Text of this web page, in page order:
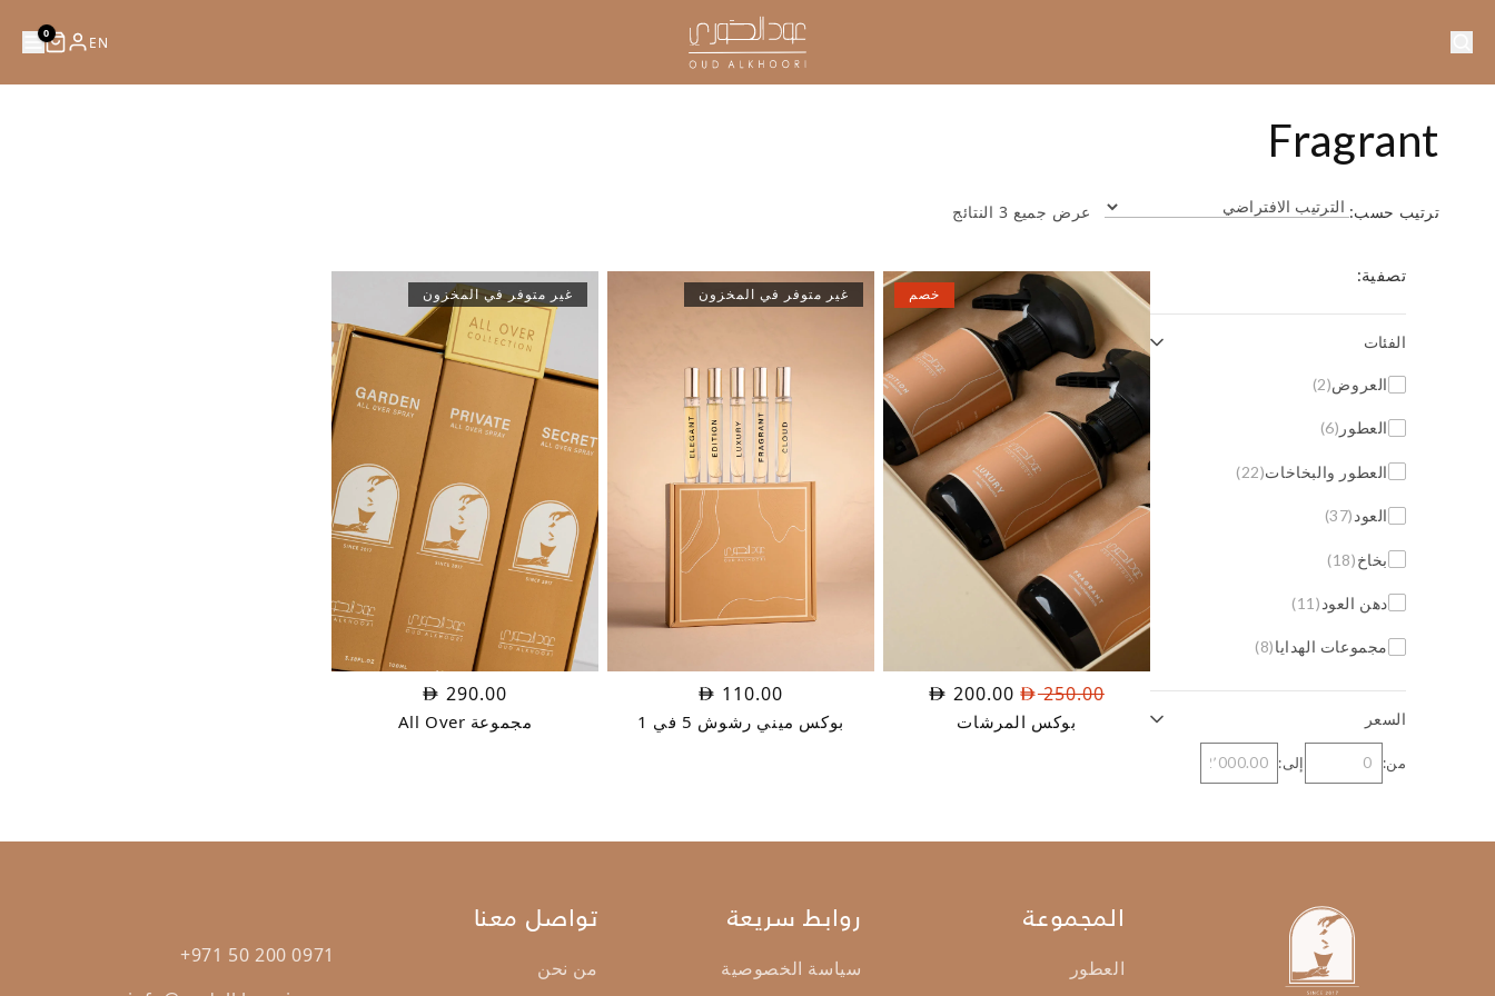
EN
0
Fragrant
ترتيب حسب: عرض جميع 3 النتائج
تصفية:
الفئات
العروض(2)
العطور (6)
العطور والبخاخات(22)
العود (37)
بخاخ(18)
دهن العود (11)
مجموعات الهدايا(8)
السعر
من: إلى:
خصم
250.00
السعر
الأصلي
200.00
السعر
بوكس المرشات
غير متوفر في المخزون
110.00
بوكس ميني رشوش 5 في 1
غير متوفر في المخزون
290.00
مجموعة All Over
المجموعة
العطور
روابط سريعة
سياسة الخصوصية
تواصل معنا
من نحن
+971 50 200 0971